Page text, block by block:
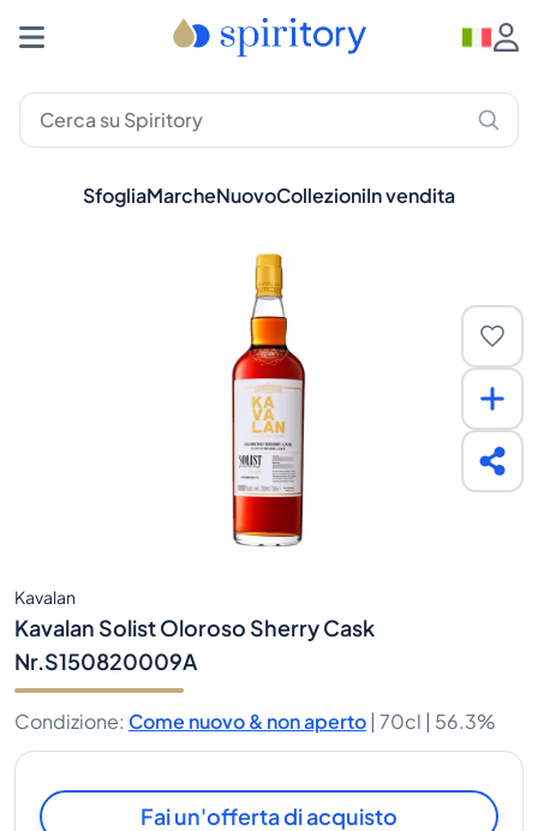
SfogliaMarcheNuovoCollezioniIn vendita
Kavalan
Kavalan Solist Oloroso Sherry Cask
Nr.S150820009A
Condizione: Come nuovo & non aperto | 70cl | 56.3%
Fai un'offerta di acquisto